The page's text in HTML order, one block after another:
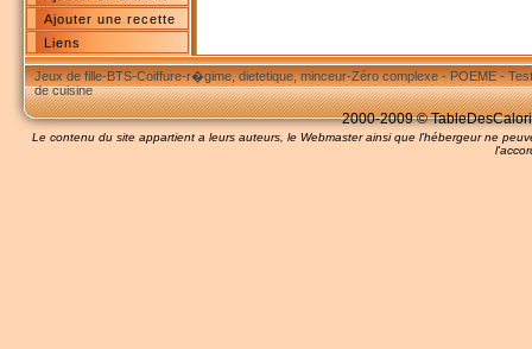
Ajouter une recette
Liens
Jeux de fille-BTS-Coiffure-r�gime, dietetique, minceur-Zéro complexe-POEME-
de cuisine
2000-2009 ©
Le contenu du site appartient a leurs auteurs, le Webmaster ainsi que l'hébergeur ne